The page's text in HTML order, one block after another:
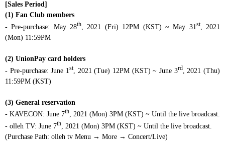
[Sales Period]
(1) Fan Club members
- Pre-purchase: May 28th, 2021 (Fri) 12PM (KST) ~ May 31st, 2021
(Mon) 11:59PM
(2) UnionPay card holders
- Pre-purchase: June 1st, 2021 (Tue) 12PM (KST) ~ June 3rd, 2021 (Thu)
11:59PM (KST)
(3) General reservation
- KAVECON: June 7th, 2021 (Mon) 3PM (KST) ~ Until the live broadcast.
- olleh TV: June 7th , 2021 (Mon) 3PM (KST) ~ Until the live broadcast.
(Purchase Path: olleh tv Menu → More → Concert/Live)